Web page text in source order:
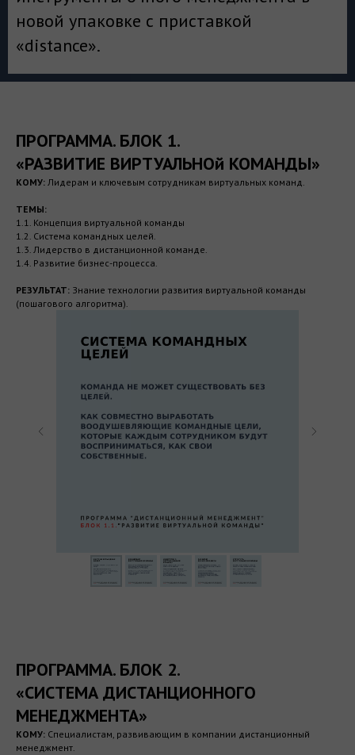
новой упаковке с приставкой
«distance».
ПРОГРАММА. БЛОК 1.
«РАЗВИТИЕ ВИРТУАЛЬНОй КОМАНДЫ»
КОМУ: Лидерам и ключевым сотрудникам виртуальных команд.
ТЕМЫ:
1.1. Концепция виртуальной команды
1.2. Система командных целей.
1.3. Лидерство в дистанционной команде.
1.4. Развитие бизнес-процесса.
РЕЗУЛЬТАТ: Знание технологии развития виртуальной команды
(пошагового алгоритма).
ПРОГРАММА. БЛОК 2.
«СИСТЕМА ДИСТАНЦИОННОГО
МЕНЕДЖМЕНТА»
КОМУ: Специалистам, развивающим в компании дистанционный
менеджмент.